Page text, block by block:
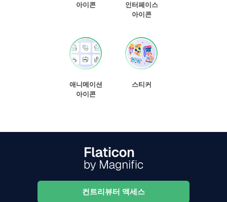
아이콘
인터페이스
아이콘
애니메이션
아이콘
스티커
컨트리뷰터 액세스